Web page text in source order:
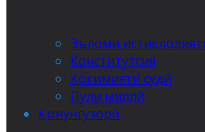
Эъломи
Конститутсия
Ҳокимияти судӣ
Пули миллӣ
Қонунгузорӣ